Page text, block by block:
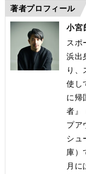
著者プロフィール
小宮
スポ
浜出
り、
使し
に帰
者』
プア
シ
庫）
月に